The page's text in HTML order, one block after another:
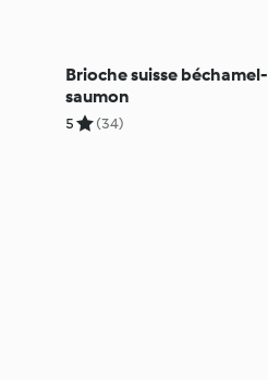
Brioche suisse béchamel-
saumon
5 (34)